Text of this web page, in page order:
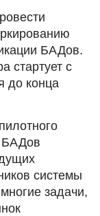
БАДов.
стартует с
до конца
БАДов
системы
задачи,